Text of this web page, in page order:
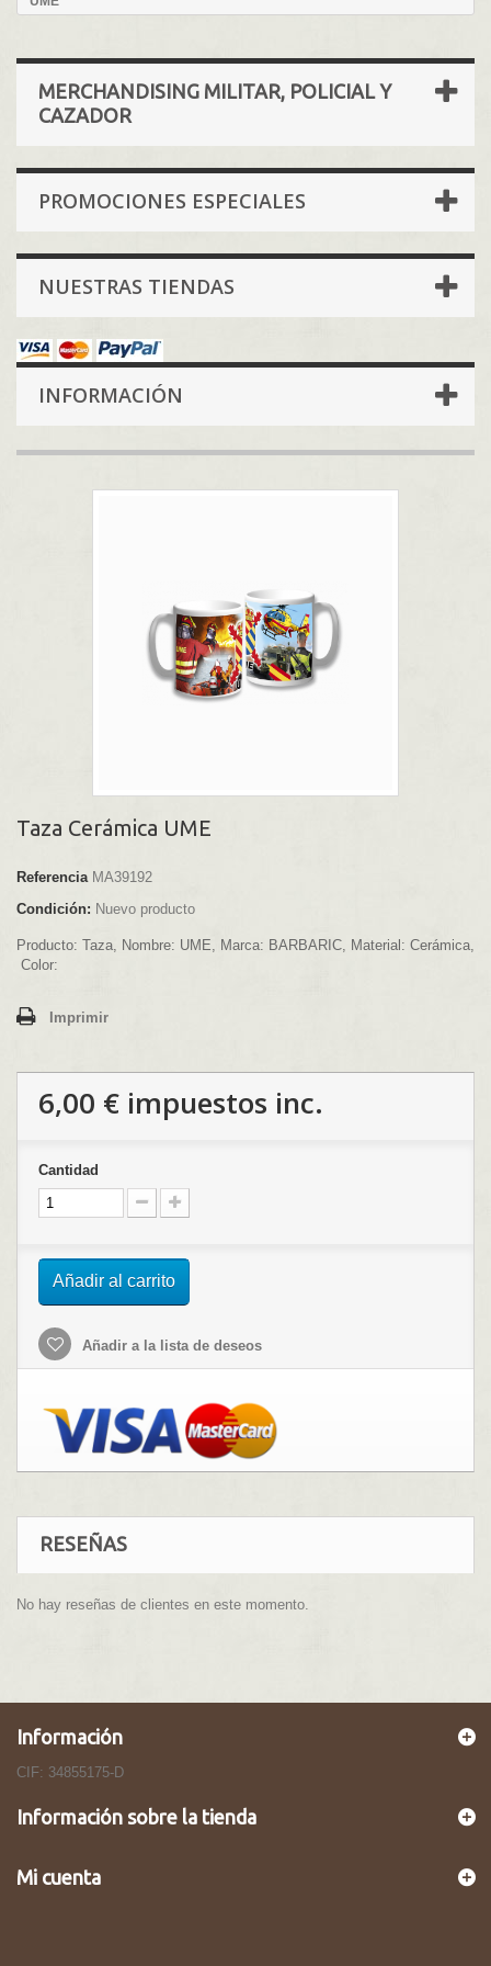
MERCHANDISING MILITAR, POLICIAL Y
CAZADOR
PROMOCIONES ESPECIALES
NUESTRAS TIENDAS
INFORMACIÓN
Taza Cerámica UME
Referencia MA39192
Condición: Nuevo producto
Producto: Taza, Nombre: UME, Marca: BARBARIC, Material: Cerámica,
Color:
Imprimir
6,00 € impuestos inc.
Cantidad
Añadir al carrito
Añadir a la lista de deseos
RESEÑAS
No hay reseñas de clientes en este momento.
Información
CIF: 34855175-D
Información sobre la tienda
Mi cuenta